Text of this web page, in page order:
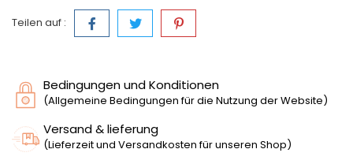
Teilen auf :
Bedingungen und Konditionen
(Allgemeine Bedingungen für die Nutzung der Website)
Versand & lieferung
(Lieferzeit und Versandkosten für unseren Shop)